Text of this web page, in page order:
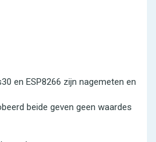
en ESP8266 zijn nagemeten en
beide geven geen waardes